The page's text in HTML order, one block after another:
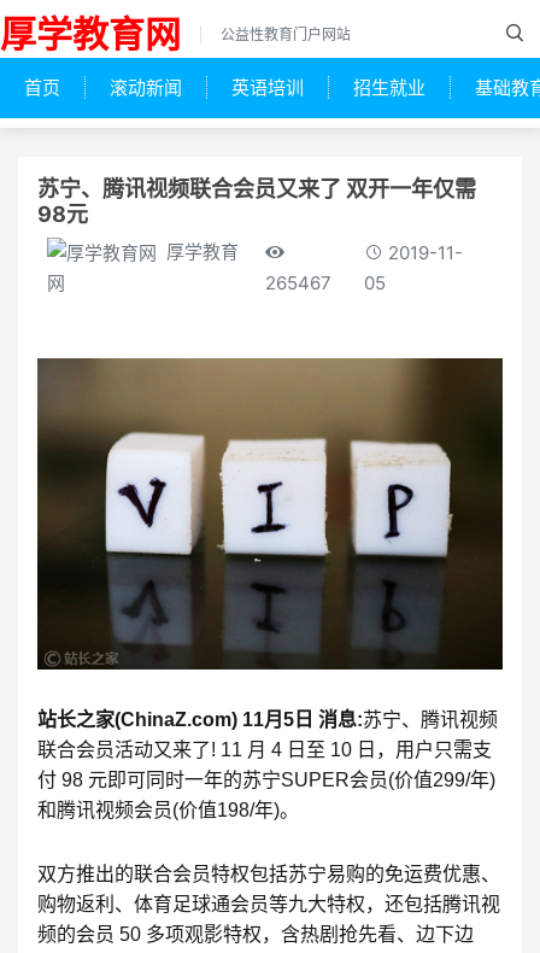
厚学教育网 公益性教育门户网站
首页 滚动新闻 英语培训 招生就业 基础教
苏宁、腾讯视频联合会员又来了 双开一年仅需
98元
厚学教育
网
265467
2019-11-
05
站长之家(ChinaZ.com) 11月5日 消息:苏宁、腾讯视频
联合会员活动又来了! 11 月 4 日至 10 日，用户只需支
付 98 元即可同时一年的苏宁SUPER会员(价值299/年)
和腾讯视频会员(价值198/年)。
双方推出的联合会员特权包括苏宁易购的免运费优惠、
购物返利、体育足球通会员等九大特权，还包括腾讯视
频的会员 50 多项观影特权，含热剧抢先看、边下边